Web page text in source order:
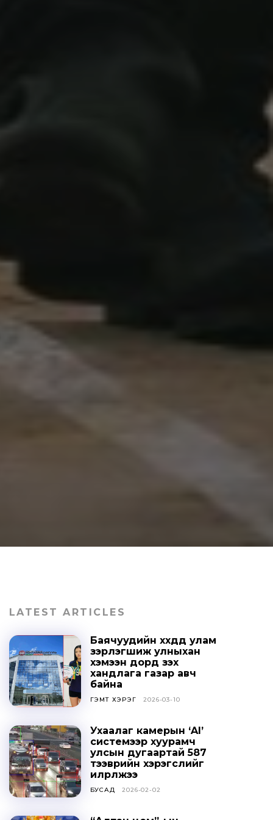
LATEST ARTICLES
Баячуудийн хүүхдүүд улам
зэрлэгшиж улныхан
хэмээн дорд үзэх
хандлага газар авч
байна
ГЭМТ ХЭРЭГ 2026-03-10
Ухаалаг камерын ‘AI’
системээр хуурамч
улсын дугаартай 587
тээврийн хэрэгслийг
илрүүлжээ
БУСАД 2026-02-02